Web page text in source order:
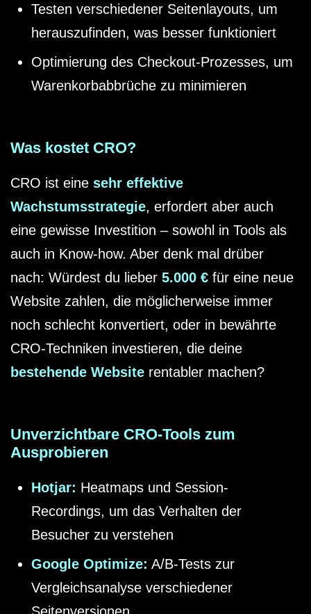
Testen verschiedener Seitenlayouts, um
herauszufinden, was besser funktioniert
Optimierung des Checkout-Prozesses, um
Warenkorbabbrüche zu minimieren
Was kostet CRO?
CRO ist eine sehr effektive
Wachstumsstrategie, erfordert aber auch
eine gewisse Investition – sowohl in Tools als
auch in Know-how. Aber denk mal drüber
nach: Würdest du lieber 5.000 € für eine neue
Website zahlen, die möglicherweise immer
noch schlecht konvertiert, oder in bewährte
CRO-Techniken investieren, die deine
bestehende Website rentabler machen?
Unverzichtbare CRO-Tools zum
Ausprobieren
Hotjar: Heatmaps und Session-
Recordings, um das Verhalten der
Besucher zu verstehen
Google Optimize: A/B-Tests zur
Vergleichsanalyse verschiedener